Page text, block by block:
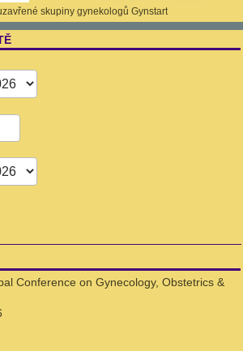
Conference on Gynecology, Obstetrics &
skupiny gynekologů Gynstart